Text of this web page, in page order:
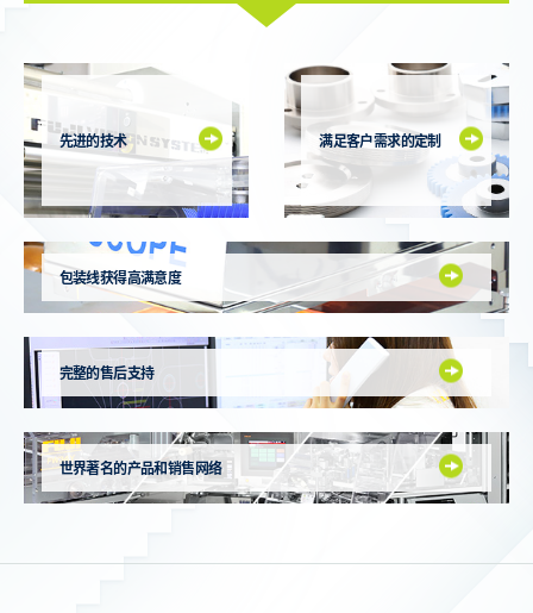
先进的技术 满足客户需求的定制
包装线获得高满意度
完整的售后支持
世界著名的产品和销售网络